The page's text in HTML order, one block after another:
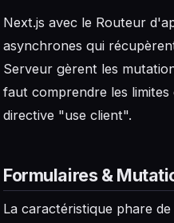
Next.js avec le Routeur
asynchrones qui
Serveur gèrent les
faut comprendre les limites
directive "use client".
Formulaires &
La caractéristique phare